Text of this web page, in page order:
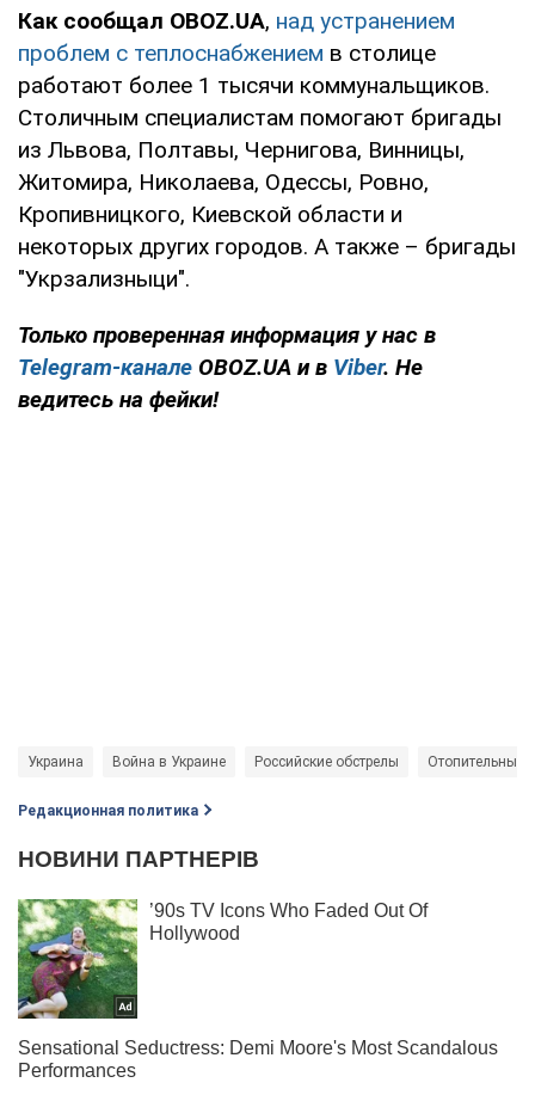
Как сообщал OBOZ.UA, над устранением
проблем с теплоснабжением в столице
работают более 1 тысячи коммунальщиков.
Столичным специалистам помогают бригады
из Львова, Полтавы, Чернигова, Винницы,
Житомира, Николаева, Одессы, Ровно,
Кропивницкого, Киевской области и
некоторых других городов. А также – бригады
"Укрзализныци".
Только проверенная информация у нас в
Telegram-канале OBOZ.UA и в Viber. Не
ведитесь на фейки!
Украина Война в Украине Российские обстрелы Отопительный
Редакционная политика